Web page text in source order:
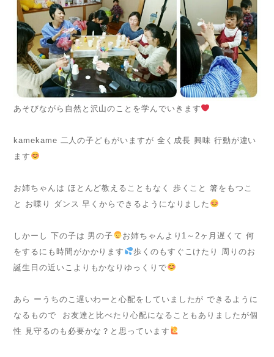
あそびながら自然と沢山のことを学んでいきます
kamekame 二人の子どもがいますが 全く成長 興味 行動が違い
ます
お姉ちゃんは ほとんど教えることもなく 歩くこと 箸をもつこ
と お喋り ダンス 早くからできるようになりました
しかーし 下の子は 男の子
お姉ちゃんより1～2ヶ月遅くて 何
をするにも時間がかかります
歩くのもすぐこけたり 周りのお
誕生日の近いこよりもかなりゆっくりで
あら ーうちのこ遅いわーと心配をしていましたが できるように
なるもので お友達と比べたり心配になることもありましたが個
性 見守るのも必要かな？と思っています